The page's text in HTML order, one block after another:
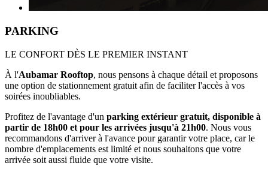
PARKING
LE CONFORT DÈS LE PREMIER INSTANT
À l'Aubamar Rooftop, nous pensons à chaque détail et proposons
une option de stationnement gratuit afin de faciliter l'accès à vos
soirées inoubliables.
Profitez de l'avantage d'un parking extérieur gratuit, disponible à
partir de 18h00 et pour les arrivées jusqu'à 21h00. Nous vous
recommandons d'arriver à l'avance pour garantir votre place, car le
nombre d'emplacements est limité et nous souhaitons que votre
arrivée soit aussi fluide que votre visite.